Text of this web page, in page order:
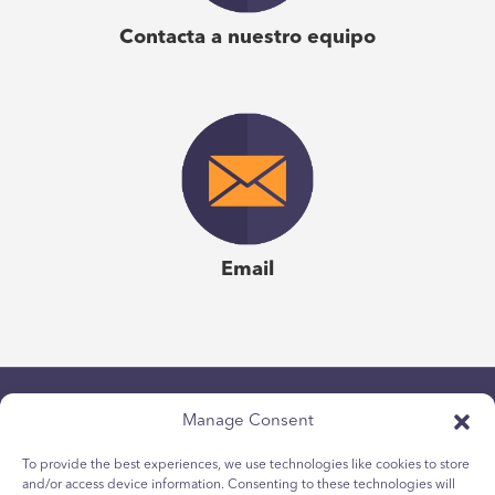
Manage Consent
To provide the best experiences, we use technologies like cookies to store
and/or access device information. Consenting to these technologies will
toman decisiones, organizan su mundo y responden a las
personales de manera impersonal". No puedo
imaginarme haciendo el trabajo que hago en la formación
de habilidades de comunicación y gestión sin
Contacta a nuestro equipo
Email